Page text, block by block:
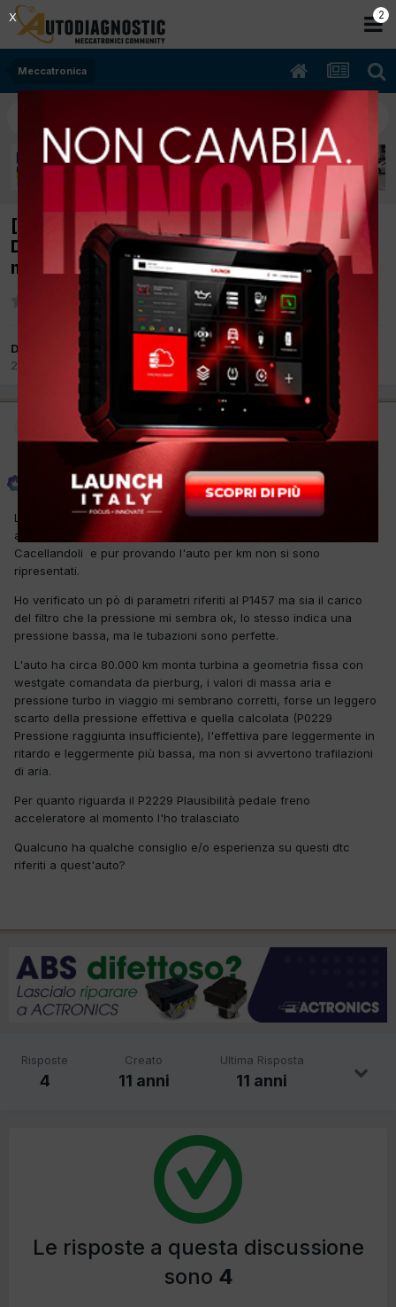
Meccatronica
[Peugeot 206+ 03/2011 1398cc 8HR 50Kw
Diesel] P1457+P0299+P2299 spia anomalia
motore accesa
Da Phoenix
23 Giugno 2015
Meccatronica
Amministratore
Phoenix
Inviato23 Giugno 2015
L'auto apparentemente non ha problemi, ma saltuariamente si
accende spia controllo motore e oggi ha questi errori.
Cacellandoli e pur provando l'auto per km non si sono
ripresentati.
Ho verificato un pò di parametri riferiti al P1457 ma sia il carico
del filtro che la pressione mi sembra ok, lo stesso indica una
pressione bassa, ma le tubazioni sono perfette.
L'auto ha circa 80.000 km monta turbina a geometria fissa con
westgate comandata da pierburg, i valori di massa aria e
pressione turbo in viaggio mi sembrano corretti, forse un leggero
scarto della pressione effettiva e quella calcolata (P0229
Pressione raggiunta insufficiente), l'effettiva pare leggermente in
ritardo e leggermente più bassa, ma non si avvertono trafilazioni
di aria.
Per quanto riguarda il P2229 Plausibilità pedale freno
acceleratore al momento l'ho tralasciato
Qualcuno ha qualche consiglio e/o esperienza su questi dtc
riferiti a quest'auto?
Risposte
4
Creato
11 anni
Ultima Risposta
11 anni
Le risposte a questa discussione
sono 4
2
X